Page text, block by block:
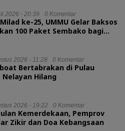
2026 - 20:39 0 Komentar
ke-25, UMMU Gelar Baksos
100 Paket Sembako bagi
2026 - 11:28 0 Komentar
Bertabrakan di Pulau
Nelayan Hilang
2026 - 19:22 0 Komentar
Kemerdekaan, Pemprov
Zikir dan Doa Kebangsaan